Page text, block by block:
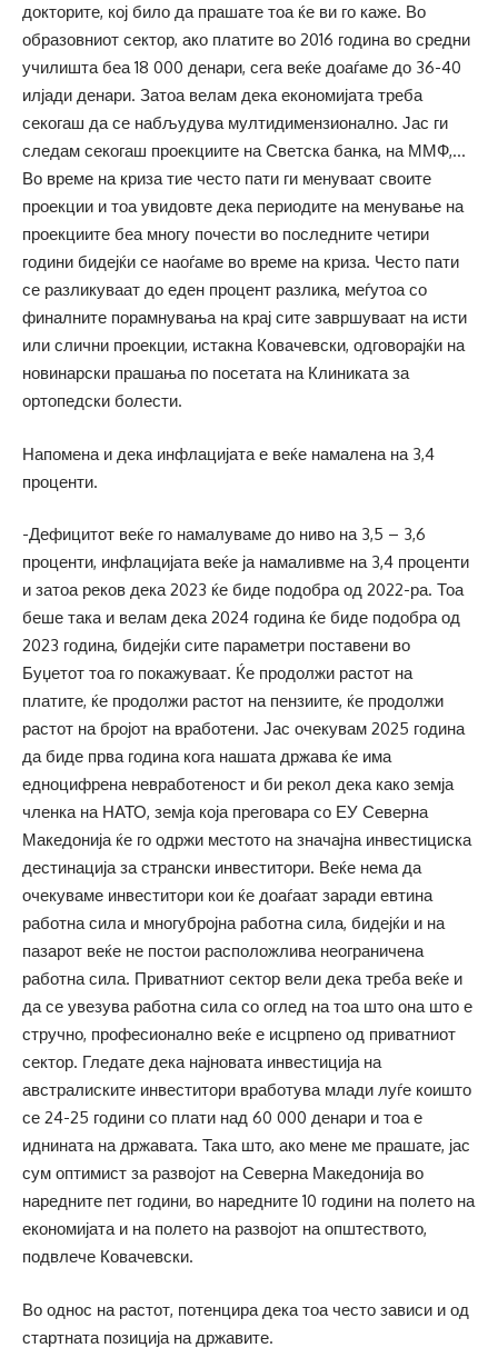
докторите, кој било да прашате тоа ќе ви го каже. Во
образовниот сектор, ако платите во 2016 година во средни
училишта беа 18 000 денари, сега веќе доаѓаме до 36-40
илјади денари. Затоа велам дека економијата треба
секогаш да се набљудува мултидимензионално. Јас ги
следам секогаш проекциите на Светска банка, на ММФ,…
Во време на криза тие често пати ги менуваат своите
проекции и тоа увидовте дека периодите на менување на
проекциите беа многу почести во последните четири
години бидејќи се наоѓаме во време на криза. Често пати
се разликуваат до еден процент разлика, меѓутоа со
финалните порамнувања на крај сите завршуваат на исти
или слични проекции, истакна Ковачевски, одговорајќи на
новинарски прашања по посетата на Клиниката за
ортопедски болести.
Напомена и дека инфлацијата е веќе намалена на 3,4
проценти.
-Дефицитот веќе го намалуваме до ниво на 3,5 – 3,6
проценти, инфлацијата веќе ја намаливме на 3,4 проценти
и затоа реков дека 2023 ќе биде подобра од 2022-ра. Тоа
беше така и велам дека 2024 година ќе биде подобра од
2023 година, бидејќи сите параметри поставени во
Буџетот тоа го покажуваат. Ќе продолжи растот на
платите, ќе продолжи растот на пензиите, ќе продолжи
растот на бројот на вработени. Јас очекувам 2025 година
да биде прва година кога нашата држава ќе има
едноцифрена невработеност и би рекол дека како земја
членка на НАТО, земја која преговара со ЕУ Северна
Македонија ќе го одржи местото на значајна инвестициска
дестинација за странски инвеститори. Веќе нема да
очекуваме инвеститори кои ќе доаѓаат заради евтина
работна сила и многубројна работна сила, бидејќи и на
пазарот веќе не постои расположлива неограничена
работна сила. Приватниот сектор вели дека треба веќе и
да се увезува работна сила со оглед на тоа што она што е
стручно, професионално веќе е исцрпено од приватниот
сектор. Гледате дека најновата инвестиција на
австралиските инвеститори вработува млади луѓе коишто
се 24-25 години со плати над 60 000 денари и тоа е
иднината на државата. Така што, ако мене ме прашате, јас
сум оптимист за развојот на Северна Македонија во
наредните пет години, во наредните 10 години на полето на
економијата и на полето на развојот на општеството,
подвлече Ковачевски.
Во однос на растот, потенцира дека тоа често зависи и од
стартната позиција на државите.